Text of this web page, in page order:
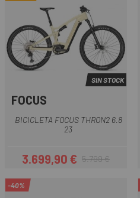
SIN STOCK
FOCUS
BICICLETA FOCUS THRON2 6.8
23
Precio
3.699,90 €Precio regular
5.799 €
-40%